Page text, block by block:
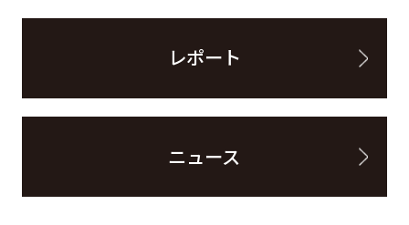
レポート
ニュース